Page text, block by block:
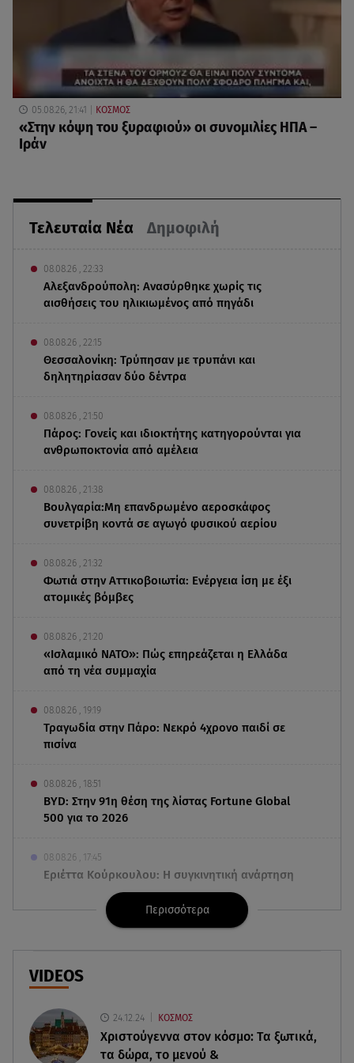
Τελευταία Νέα Δημοφιλή
08.08.26 , 22:33
Αλεξανδρούπολη: Ανασύρθηκε χωρίς τις
αισθήσεις του ηλικιωμένος από πηγάδι
08.08.26 , 22:15
Θεσσαλονίκη: Τρύπησαν με τρυπάνι και
δηλητηρίασαν δύο δέντρα
08.08.26 , 21:50
Πάρος: Γονείς και ιδιοκτήτης κατηγορούνται για
ανθρωποκτονία από αμέλεια
08.08.26 , 21:38
Βουλγαρία:Μη επανδρωμένο αεροσκάφος
συνετρίβη κοντά σε αγωγό φυσικού αερίου
08.08.26 , 21:32
Φωτιά στην Αττικοβοιωτία: Ενέργεια ίση με έξι
ατομικές βόμβες
08.08.26 , 21:20
«Ισλαμικό ΝΑΤΟ»: Πώς επηρεάζεται η Ελλάδα
από τη νέα συμμαχία
08.08.26 , 19:19
Τραγωδία στην Πάρο: Νεκρό 4χρονο παιδί σε
πισίνα
08.08.26 , 18:51
BYD: Στην 91η θέση της λίστας Fortune Global
500 για το 2026
08.08.26 , 17:45
Εριέττα Κούρκουλου: Η συγκινητική ανάρτηση
για τα 33α γενέθλιά της
Νεκρή μεγαλόσωμη αρκούδα στην Καστοριά,
Τζο Μπάιντεν: Ο καρκίνος έχει εξαπλωθεί - Η
ανακοίνωση του γιου του
Περισσότερα
VIDEOS
24.12.24 ΚΟΣΜΟΣ
Χριστούγεννα στον κόσμο: Tα ξωτικά,
τα δώρα, το μενού &
05.08.26, 21:41 ΚΟΣΜΟΣ
«Στην κόψη του ξυραφιού» οι συνομιλίες ΗΠΑ –
Ιράν